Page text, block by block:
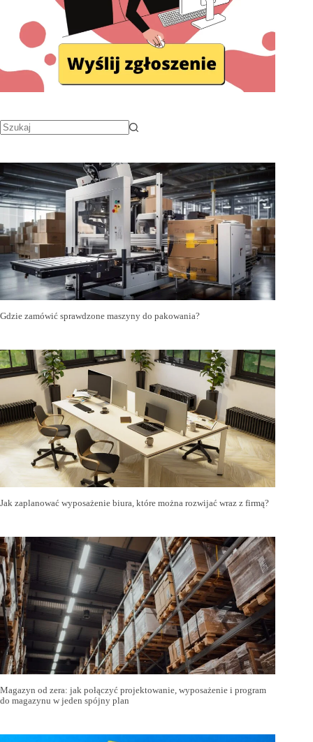
Gdzie zamówić sprawdzone maszyny do pakowania?
Jak zaplanować wyposażenie biura, które można rozwijać wraz z firmą?
Magazyn od zera: jak połączyć projektowanie, wyposażenie i program
do magazynu w jeden spójny plan